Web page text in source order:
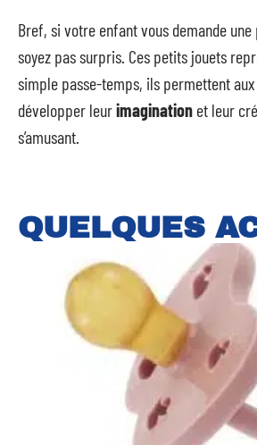
Bref, si votre enfant vous demande une
soyez pas surpris. Ces petits jouets
simple passe-temps, ils permettent
développer leurimagination et leur
s’amusant.
QUELQUES